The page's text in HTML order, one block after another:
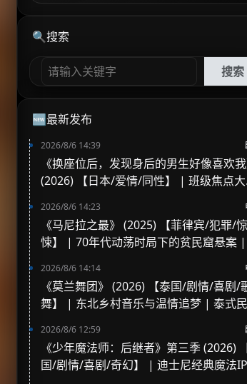
🔍搜索
搜索
🆕最新发布
2026/8/6 14:39
《换座位后，发现身后的男生好像喜欢我
(2026) 【日本/爱情/同性】 | 班级焦点大
高甜校园BL
2026/8/6 14:23
《马尼拉之最》 (2025) 【菲律宾/犯罪/惊
悚】 | 70年代动荡时局下的贫民窟悬案 |
2026/8/6 14:14
《莫兰舞团》 (2026) 【泰国/剧情/喜剧/
舞】 | 东北乡村音乐与温情追梦 | 泰式
2026/8/6 12:59
《少年魔法师：后继者》第三季 (2026)
国/剧情/喜剧/奇幻】 | 迪士尼经典魔法